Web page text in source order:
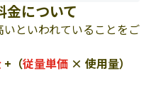
金について
といわれていることをご
+（従量単価 × 使用量）